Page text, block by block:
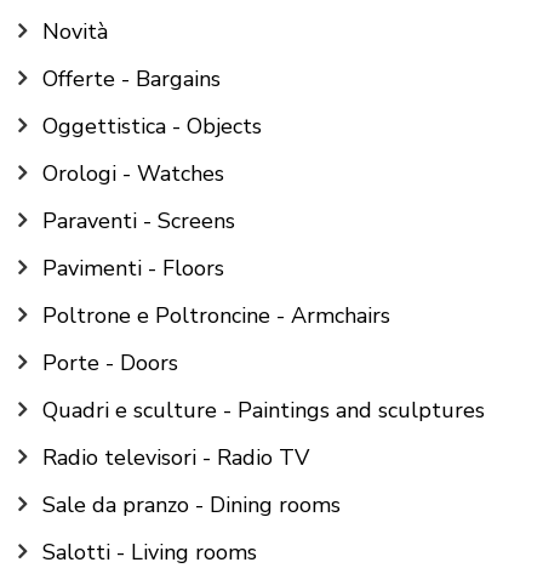
Novità
Offerte - Bargains
Oggettistica - Objects
Orologi - Watches
Paraventi - Screens
Pavimenti - Floors
Poltrone e Poltroncine - Armchairs
Porte - Doors
Quadri e sculture - Paintings and sculptures
Radio televisori - Radio TV
Sale da pranzo - Dining rooms
Salotti - Living rooms